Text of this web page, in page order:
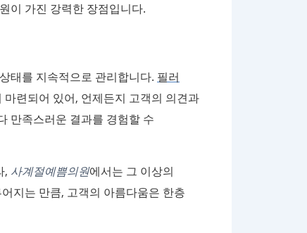
이 가진 강력한 장점입니다.
태를 지속적으로 관리합니다. 필러
련되어 있어, 언제든지 고객의 의견과
만족스러운 결과를 경험할 수
, 사계절예쁨의원에서는 그 이상의
지는 만큼, 고객의 아름다움은 한층